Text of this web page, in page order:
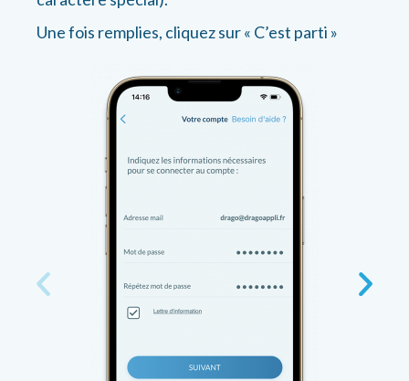
Une fois remplies, cliquez sur « C’est parti »